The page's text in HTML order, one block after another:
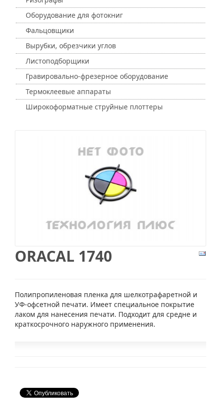
Оборудование для фотокниг
Фальцовщики
Вырубки, обрезчики углов
Листоподборщики
Гравировально-фрезерное оборудование
Термоклеевые аппараты
Широкоформатные струйные плоттеры
ORACAL 1740
Полипропиленовая пленка для шелкотрафаретной и
УФ-офсетной печати. Имеет специальное покрытие
лаком для нанесения печати. Подходит для средне и
краткосрочного наружного применения.